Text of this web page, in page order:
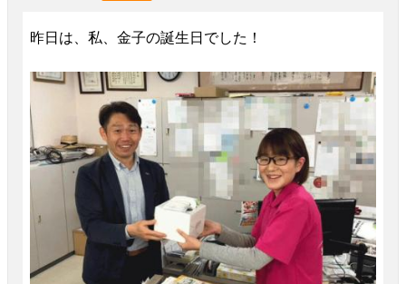
昨日は、私、金子の誕生日でした！